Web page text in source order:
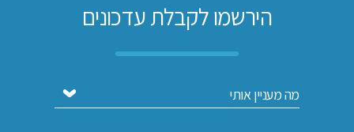
הירשמו לקבלת עדכונים